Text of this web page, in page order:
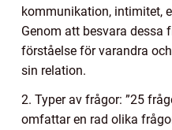
kommunikation, intimitet,
Genom att besvara dessa
förståelse för varandra
sin relation.
2. Typer av frågor: ”25
omfattar en rad olika